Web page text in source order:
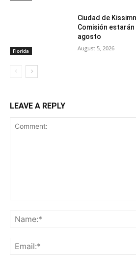
Florida
Ciudad de
Comisión estarán
agosto
August 5, 2026
LEAVE A REPLY